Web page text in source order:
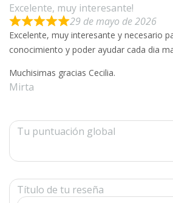
Excelente, muy interesante!
29 de mayo de 2026
Excelente, muy interesante y necesario
conocimiento y poder ayudar cada dia
Muchisimas gracias Cecilia.
Mirta
Tu puntuación global
Título de tu reseña